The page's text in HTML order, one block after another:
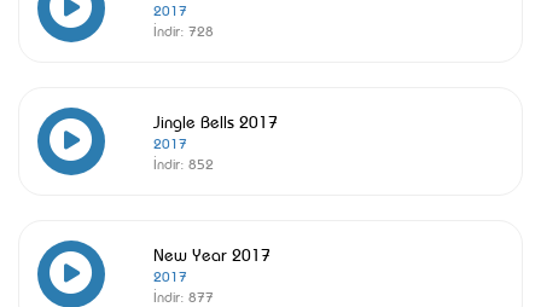
2017
İndir: 728
Jingle Bells 2017
2017
İndir: 852
New Year 2017
2017
İndir: 877